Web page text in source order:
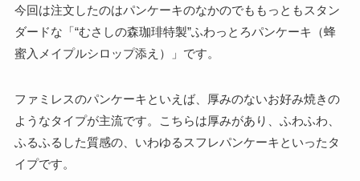
今回は注文したのはパンケーキのなかのでももっともスタン
ダードな「“むさしの森珈琲特製”ふわっとろパンケーキ（蜂
蜜入メイプルシロップ添え）」です。
ファミレスのパンケーキといえば、厚みのないお好み焼きの
ようなタイプが主流です。こちらは厚みがあり、ふわふわ、
ふるふるした質感の、いわゆるスフレパンケーキといったタ
イプです。